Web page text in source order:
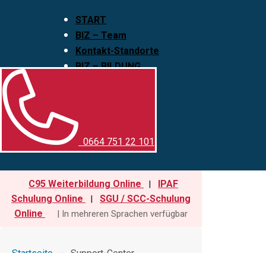
START
BIZ – Team
Kontakt-Standorte
BIZ – BILDUNG
0664 751 22 101
C95 Weiterbildung Online |
IPAF
Schulung Online
|
SGU / SCC-Schulung
Online
| In mehreren Sprachen verfügbar